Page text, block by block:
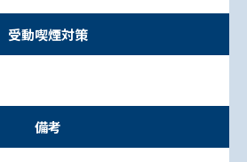
受動喫煙対策
備考